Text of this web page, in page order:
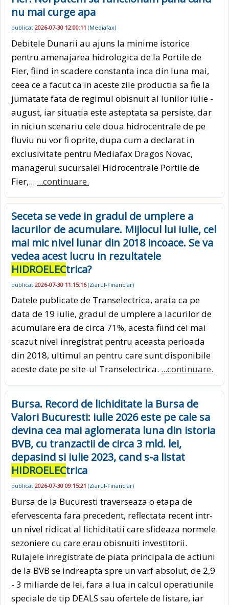
nu mai curge apa
publicat 2026-07-30 12:00:11 (Mediafax)
Debitele Dunarii au ajuns la minime istorice
pentru amenajarea hidrologica de la Portile de
Fier, fiind in scadere constanta inca din luna mai,
ceea ce a facut ca in aceste zile productia sa fie la
jumatate fata de regimul obisnuit al lunilor iulie -
august, iar situatia este asteptata sa persiste, dar
in niciun scenariu cele doua hidrocentrale de pe
fluviu nu vor fi oprite, dupa cum a declarat in
exclusivitate pentru Mediafax Dragos Novac,
managerul sucursalei Hidrocentrale Portile de
Fier,... ...continuare.
Seceta se vede in gradul de umplere a
lacurilor de acumulare. Mijlocul lui iulie, cel
mai mic nivel lunar din 2018 incoace. Se va
vedea acest lucru in rezultatele
HIDROELECtrica?
publicat 2026-07-30 11:15:16(Ziarul-Financiar)
Datele publicate de Transelectrica, arata ca pe
data de 19 iulie, gradul de umplere a lacurilor de
acumulare era de circa 71%, acesta fiind cel mai
scazut nivel inregistrat pentru aceasta perioada
din 2018, ultimul an pentru care sunt disponibile
aceste date pe site-ul Transelectrica. ...continuare.
Bursa. Record de lichiditate la Bursa de
Valori Bucuresti: iulie 2026 este pe cale sa
devina cea mai aglomerata luna din istoria
BVB, cu tranzactii de circa 3 mld. lei,
depasind si iulie 2023, cand s-a listat
HIDROELECtrica
publicat 2026-07-30 09:15:21 (Ziarul-Financiar)
Bursa de la Bucuresti traverseaza o etapa de
efervescenta fara precedent, reflectata recent intr-
un nivel ridicat al lichiditatii care sfideaza normele
sezoniere cu care erau obisnuiti investitorii.
Rulajele inregistrate de piata principala de actiuni
de la BVB se indreapta spre un varf absolut, de 2,9
- 3 miliarde de lei, fara a lua in calcul operatiunile
speciale de tip DEALS sau ofertele de listare, iar